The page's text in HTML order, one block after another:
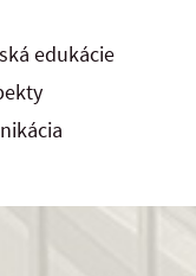
edukácie